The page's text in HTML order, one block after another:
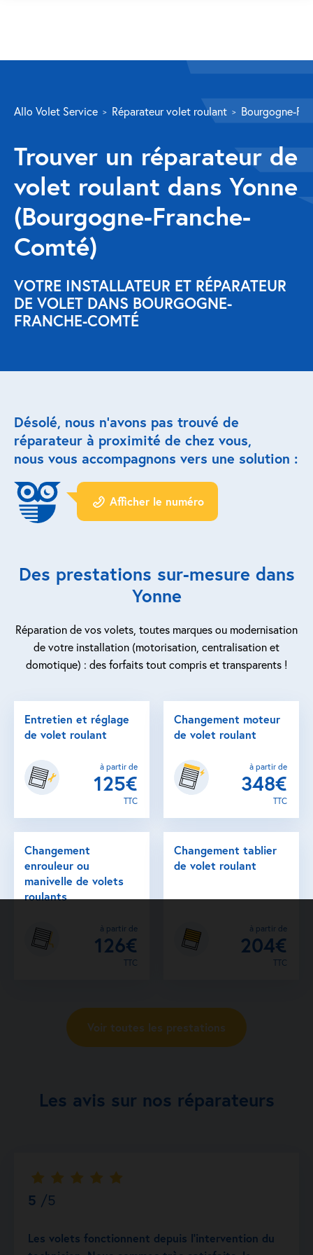
Volet roulant
Réparation
Volet roulant Velux
Au-delà de la fenêtre
Réparation store banne
Réparation portail
Réparation volet battant
Modernisation et domotique
Motoriser un volet roulant
Prestations ad-hoc
QUI SOMMES-NOUS ?
Allo Volet Service Réparateur volet roulant Bourgogne-
Trouver un réparateur de
volet roulant dans Yonne
(Bourgogne-Franche-
Comté)
VOTRE INSTALLATEUR ET RÉPARATEUR
DE VOLET DANS BOURGOGNE-
FRANCHE-COMTÉ
Désolé, nous n’avons pas trouvé de
réparateur à proximité de chez vous,
nous vous accompagnons vers une solution :
Afficher le numéro
Des prestations sur-mesure dans
Yonne
Réparation de vos volets, toutes marques ou modernisation
de votre installation (motorisation, centralisation et
domotique) : des forfaits tout compris et transparents !
Entretien et réglage
de volet roulant
à partir de
125€
TTC
Changement moteur
de volet roulant
à partir de
348€
TTC
Changement
enrouleur ou
manivelle de volets
roulants
à partir de
126€
TTC
Changement tablier
de volet roulant
à partir de
204€
TTC
Voir toutes les prestations
Les avis sur nos réparateurs
5 /5
Les volets fonctionnent depuis l’intervention du